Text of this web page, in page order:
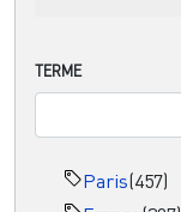
TERME
Paris(457)